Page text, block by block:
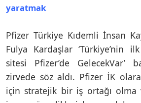
yaratmak
Pfizer Türkiye Kıdemli İnsan
Fulya Kardaşlar ‘Türkiye’nin
sitesi Pfizer’de GelecekVar’
zirvede söz aldı. Pfizer İK
için stratejik bir iş ortağı olma